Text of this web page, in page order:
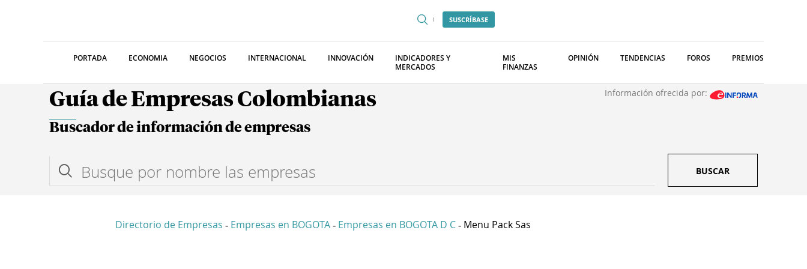
SUSCRÍBASE
PORTADA ECONOMIA NEGOCIOS INTERNACIONAL INNOVACIÓN
INDICADORES Y
MERCADOS
MIS
FINANZAS
OPINIÓN TENDENCIAS FOROS PREMIOS
Guía de Empresas Colombianas Información ofrecida por:
Buscador de información de empresas
BUSCAR
Directorio de Empresas - Empresas en BOGOTA - Empresas en BOGOTA D C - Menu Pack Sas